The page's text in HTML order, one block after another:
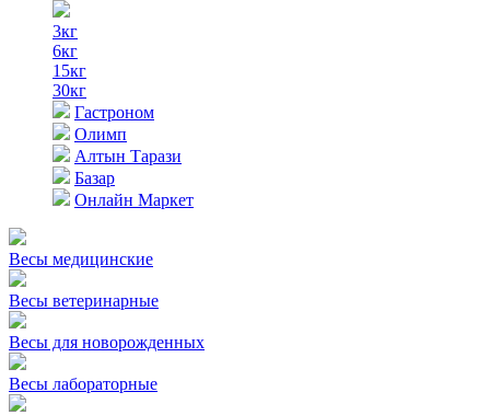
3кг
6кг
15кг
30кг
Гастроном
Олимп
Алтын Тарази
Базар
Онлайн Маркет
Весы медицинские
Весы ветеринарные
Весы для новорожденных
Весы лабораторные